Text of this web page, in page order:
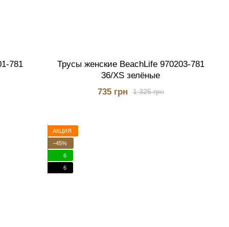
781
Трусы женские BeachLife 970203-781
36/XS зелёные
1 325 грн
735 грн
АКЦИЯ
−45%
6
6